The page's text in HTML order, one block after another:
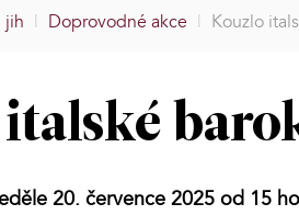
jih | Doprovodné akce | Kouzlo
20. července 2025 od 15